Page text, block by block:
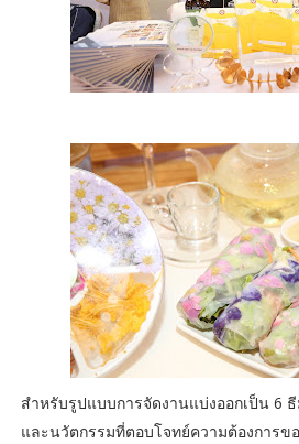
สำหรับรูปแบบการจัดงานแบ่งออกเป็น 6
และนวัตกรรมที่ตอบโจทย์ความต้องการข